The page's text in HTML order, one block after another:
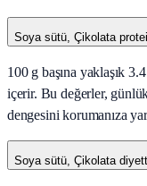
Soya sütü, Çikolata
100 g başına yaklaşık
içerir. Bu değerler,
dengesini korumanıza
Soya sütü, Çikolata